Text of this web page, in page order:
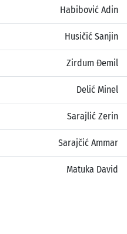
Habibović Adin
Husičić Sanjin
Zirdum Đemil
Delić Minel
Sarajlić Zerin
Sarajčić Ammar
Matuka David